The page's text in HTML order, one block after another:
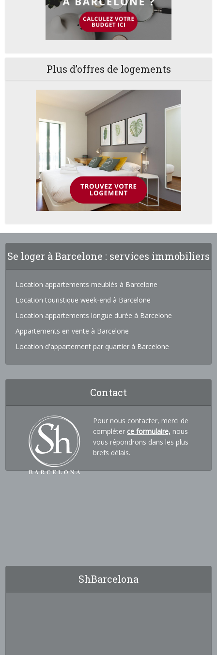
Plus d’offres de logements
Se loger à Barcelone : services immobiliers
Location appartements meublés à Barcelone
Location touristique week-end à Barcelone
Location appartements longue durée à Barcelone
Appartements en vente à Barcelone
Location d'appartement par quartier à Barcelone
Contact
Pour nous contacter, merci de
compléter ce formulaire, nous
vous répondrons dans les plus
brefs délais.
ShBarcelona